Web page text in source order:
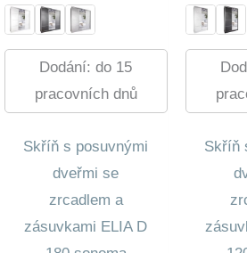
Dodání: do 15
pracovních dnů
Skříň s posuvnými
dveřmi se
zrcadlem a
zásuvkami ELIA D
Skříň